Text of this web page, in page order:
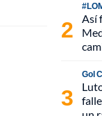
Así
Gol